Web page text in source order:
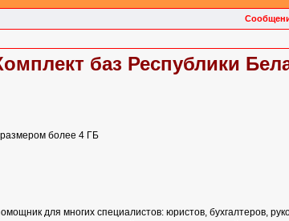
баз Республики
более 4 ГБ
для многих специалистов: юристов, бухгалтеров,